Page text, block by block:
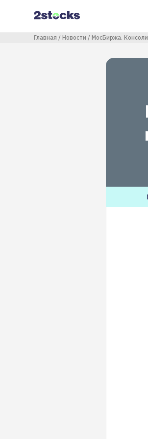
содержанию
Строка навигации
Главная Новости МосБиржа.